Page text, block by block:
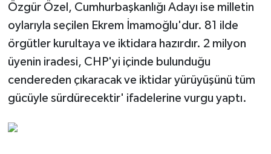
Özgür Özel, Cumhurbaşkanlığı Adayı ise milletin
oylarıyla seçilen Ekrem İmamoğlu'dur. 81 ilde
örgütler kurultaya ve iktidara hazırdır. 2 milyon
üyenin iradesi, CHP'yi içinde bulunduğu
cendereden çıkaracak ve iktidar yürüyüşünü tüm
gücüyle sürdürecektir' ifadelerine vurgu yaptı.